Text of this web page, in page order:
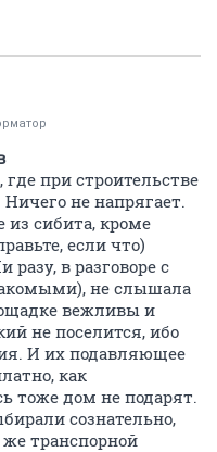
при строительстве
не напрягает.
из сибита, кроме
если что)
в разговоре с
не слышала
вежливы и
не поселится, ибо
И их подавляющее
как
тоже дом не подарят.
сознательно,
транспорной